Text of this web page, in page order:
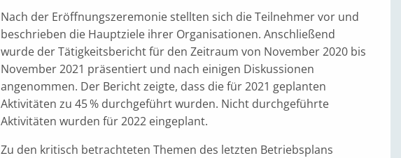
Nach der Eröffnungszeremonie stellten sich die Teilnehmer vor und
beschrieben die Hauptziele ihrer Organisationen. Anschließend
wurde der Tätigkeitsbericht für den Zeitraum von November 2020 bis
November 2021 präsentiert und nach einigen Diskussionen
angenommen. Der Bericht zeigte, dass die für 2021 geplanten
Aktivitäten zu 45 % durchgeführt wurden. Nicht durchgeführte
Aktivitäten wurden für 2022 eingeplant.
Zu den kritisch betrachteten Themen des letzten Betriebsplans